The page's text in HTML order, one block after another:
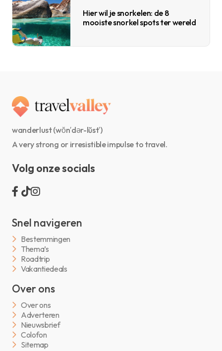
Hier wil je snorkelen: de 8
mooiste snorkel spots ter wereld
wanderlust (wŏn′dər-lŭst′)
A very strong or irresistible impulse to travel.
Volg onze socials
Snel navigeren
Bestemmingen
Thema’s
Roadtrip
Vakantiedeals
Over ons
Over ons
Adverteren
Nieuwsbrief
Colofon
Sitemap